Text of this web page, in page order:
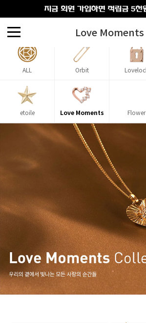
출석체크
Love Moments
ALL Orbit
etoile Love Moments Flower